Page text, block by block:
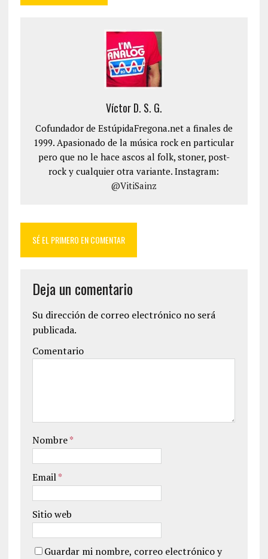
Víctor D. S. G.
Cofundador de EstúpidaFregona.net a finales de
1999. Apasionado de la música rock en particular
pero que no le hace ascos al folk, stoner, post-
rock y cualquier otra variante. Instagram:
@VitiSainz
SÉ EL PRIMERO EN COMENTAR
Deja un comentario
Su dirección de correo electrónico no será
publicada.
Comentario
Nombre*
Email*
Sitio web
Guardar mi nombre, correo electrónico y